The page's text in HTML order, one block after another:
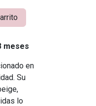
meses
en
Su
lo